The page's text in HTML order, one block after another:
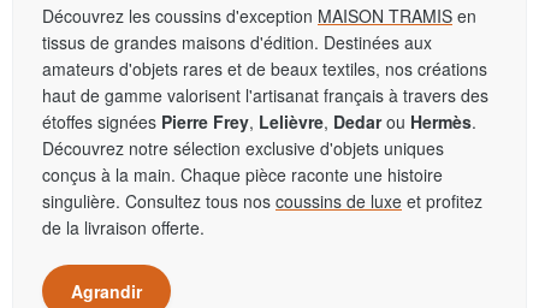
Découvrez les coussins d'exception MAISON TRAMIS en
tissus de grandes maisons d'édition. Destinées aux
amateurs d'objets rares et de beaux textiles, nos créations
haut de gamme valorisent l'artisanat français à travers des
étoffes signées Pierre Frey, Lelièvre, Dedarou Hermès.
Découvrez notre sélection exclusive d'objets uniques
conçus à la main. Chaque pièce raconte une histoire
singulière. Consultez tous nos coussins de luxe et profitez
de la livraison offerte.
Agrandir